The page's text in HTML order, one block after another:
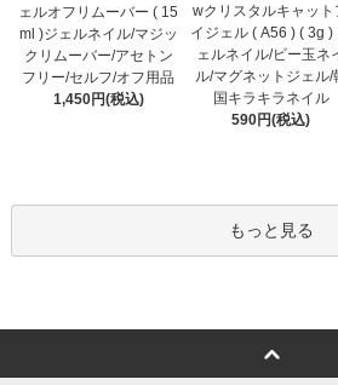
ェルオフリムーバー ( 15
ml )ジェルネイル/マジッ
クリムーバー/アセトン
フリー/セルフ/オフ用品
1,450円(税込)
wクリスタルキャット
イジェル ( A56 ) ( 3g )
ェルネイル/ビー玉ネ
ル/マグネットジェル/
国キラキラネイル
590円(税込)
もっと見る